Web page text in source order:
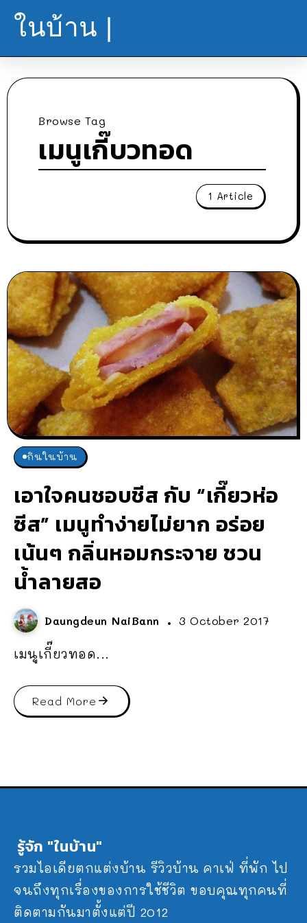
ในบ้าน |
Browse Tag
เมนูเกี๊บวทอด
1 Article
กินในบ้าน
เอาใจคนชอบชีส กับ “เกี๊ยวห่อ
ซีส” เมนูทำง่ายไม่ยาก อร่อย
เน้นๆ กลิ่นหอมกระจาย ชวน
น้ำลายสอ
Daungdeun NaiBann 3 October 2017
เมนูเกี๊ยวทอด...
Read More
รู้จัก "ในบ้าน"
รวมไอเดียตกแต่งบ้าน รีวิวบ้าน คาเฟ่ ที่พัก ไป
จนถึงทุกเรื่องของการใช้ชีวิต ขอบคุณทุกคนที่
ติดตามกันมาตั้งแต่ปี 2012